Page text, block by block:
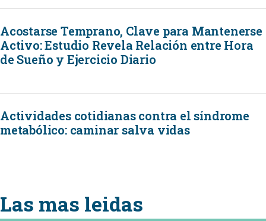
Acostarse Temprano, Clave para Mantenerse
Activo: Estudio Revela Relación entre Hora
de Sueño y Ejercicio Diario
Actividades cotidianas contra el síndrome
metabólico: caminar salva vidas
Las mas leidas